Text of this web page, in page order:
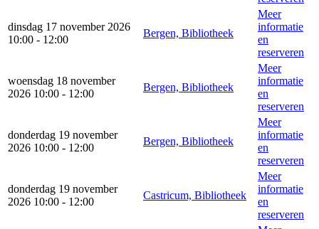
dinsdag 17 november 2026
10:00 - 12:00
Bergen, Bibliotheek
Meer
informatie
en
reserveren
woensdag 18 november
2026 10:00 - 12:00
Bergen, Bibliotheek
Meer
informatie
en
reserveren
donderdag 19 november
2026 10:00 - 12:00
Bergen, Bibliotheek
Meer
informatie
en
reserveren
donderdag 19 november
2026 10:00 - 12:00
Castricum, Bibliotheek
Meer
informatie
en
reserveren